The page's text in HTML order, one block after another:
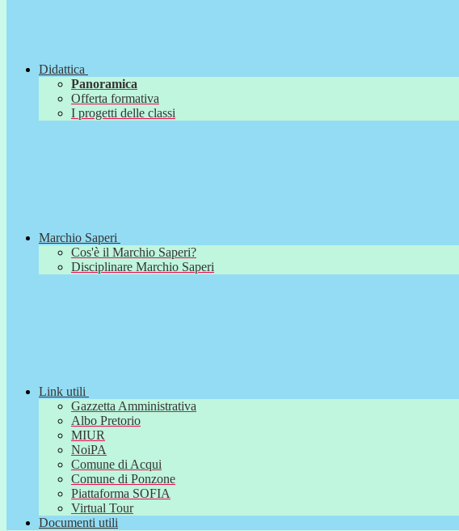
Didattica
Panoramica
Offerta formativa
I progetti delle classi
Marchio Saperi
Cos'è il Marchio Saperi?
Disciplinare Marchio Saperi
Link utili
Gazzetta Amministrativa
Albo Pretorio
MIUR
NoiPA
Comune di Acqui
Comune di Ponzone
Piattaforma SOFIA
Virtual Tour
Documenti utili